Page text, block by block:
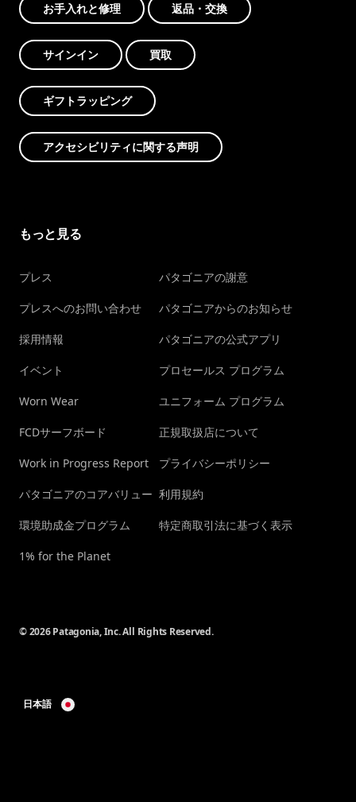
お手入れと修理 返品・交換
サインイン 買取
ギフトラッピング
アクセシビリティに関する声明
もっと見る
プレス
プレスへのお問い合わせ
採用情報
イベント
Worn Wear
FCDサーフボード
Work in Progress Report
パタゴニアのコアバリュー
環境助成金プログラム
1% for the Planet
パタゴニアの謝意
パタゴニアからのお知らせ
パタゴニアの公式アプリ
プロセールス プログラム
ユニフォーム プログラム
正規取扱店について
プライバシーポリシー
利用規約
特定商取引法に基づく表示
© 2026 Patagonia, Inc. All Rights Reserved.
日本語